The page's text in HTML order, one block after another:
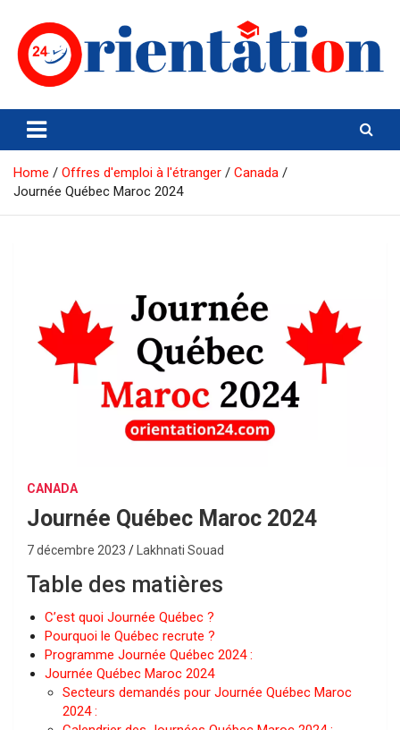
content
Orientation24
Emploi et Orientation au Maroc
Home Offres d'emploi à l'étranger
Canada
Journée Québec Maroc 2024
CANADA
Journée Québec Maroc 2024
7 décembre 2023 Lakhnati Souad
Table des matières
C’est quoi Journée Québec ?
Pourquoi le Québec recrute ?
Programme Journée Québec 2024 :
Journée Québec Maroc 2024
Secteurs demandés pour Journée Québec Maroc
2024 :